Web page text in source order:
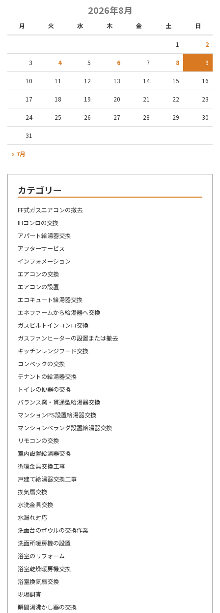
2026年8月
月 火 水 木 金 土 日
« 7月
1 2
3 4 5 6 7 8 9
10 11 12 13 14 15 16
17 18 19 20 21 22 23
24 25 26 27 28 29 30
31
カテゴリー
FF式ガスエアコンの撤去
IHコンロの交換
アパート給湯器交換
アフターサービス
インフォメーション
エアコンの交換
エアコンの設置
エコキュート給湯器交換
エネファームから給湯器へ交換
ガスビルトインコンロ交換
ガスファンヒーターの設置または撤去
キッチンレンジフード交換
コンベックの交換
テナントの給湯器交換
トイレの便器の交換
バランス窯・貫通型給湯器交換
マンションPS設置給湯器交換
マンションベランダ設置給湯器交換
リモコンの交換
室内設置給湯器交換
循環金具交換工事
戸建て給湯器交換工事
換気扇交換
水洗金具交換
水漏れ対応
洗面台のボウルの交換作業
洗面所暖房機の設置
浴室のリフォーム
浴室乾燥暖房機交換
浴室換気扇交換
現場調査
瞬間湯沸かし器の交換